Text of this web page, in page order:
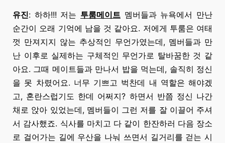
유진: 하하!!! 저는 투룸메이트 멤버들과 뉴욕에서 만난
순간이 오래 기억에 남을 것 같아요. 저에게 투룸은 여태
껏 만져지지 않는 추상적인 무언가였는데, 멤버들과 만
난 이후로 실제하는 구체적인 무언가로 탈바꿈한 것 같
아요. 그때 메이트들과 만나서 밥을 먹는데, 솔직히 정신
을 못 차렸어요. 너무 기쁘고 벅찬데 내 역할은 해야겠
고, 혼란스럽기도 한데 어쩌지? 하면서 반쯤 정신 나간
채로 앉아 있었는데, 멤버들이 그런 저를 잘 이끌어 주셔
서 감사했죠. 식사를 마치고 다 같이 한잔하러 다음 장소
로 걸어가는 길에 우산을 나눠 쓰면서 길거리를 걷는 시